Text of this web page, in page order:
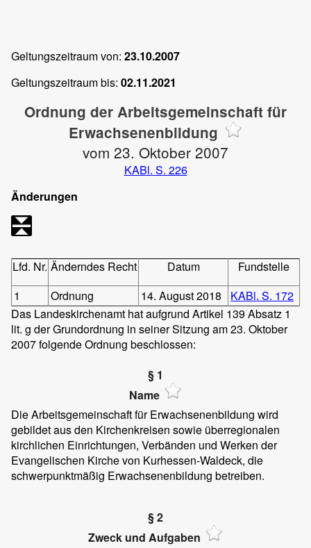
Geltungszeitraum von: 23.10.2007
Geltungszeitraum bis: 02.11.2021
Ordnung der Arbeitsgemeinschaft für
Erwachsenenbildung
vom 23. Oktober 2007
KABl. S. 226
Änderungen
Lfd. Nr. Änderndes Recht Datum
Fundstelle
1
Ordnung 14. August 2018
KABl. S. 172
Das Landeskirchenamt hat aufgrund Artikel 139 Absatz 1
lit. g der Grundordnung in seiner Sitzung am 23. Oktober
2007 folgende Ordnung beschlossen:
§ 1
Name
Die Arbeitsgemeinschaft für Erwachsenenbildung wird
gebildet aus den Kirchenkreisen sowie überregionalen
kirchlichen Einrichtungen, Verbänden und Werken der
Evangelischen Kirche von Kurhessen-Waldeck, die
schwerpunktmäßig Erwachsenenbildung betreiben.
§ 2
Zweck und Aufgaben